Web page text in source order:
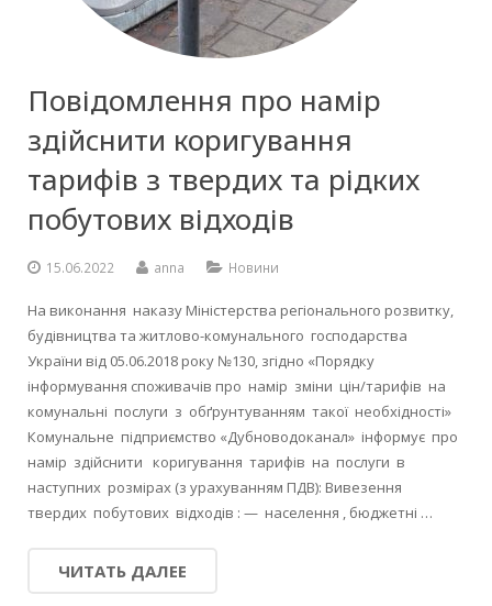
Повідомлення про намір
здійснити коригування
тарифів з твердих та рідких
побутових відходів
15.06.2022 anna Новини
На виконання наказу Міністерства регіонального розвитку,
будівництва та житлово-комунального господарства
України від 05.06.2018 року №130, згідно «Порядку
інформування споживачів про намір зміни цін/тарифів на
комунальні послуги з обґрунтуванням такої необхідності»
Комунальне підприємство «Дубноводоканал» інформує про
намір здійснити коригування тарифів на послуги в
наступних розмірах (з урахуванням ПДВ): Вивезення
твердих побутових відходів : — населення , бюджетні …
ЧИТАТЬ ДАЛЕЕ